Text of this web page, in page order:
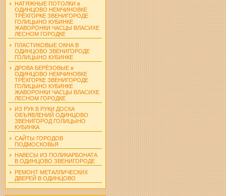
НАТЯЖНЫЕ ПОТОЛКИ в
ОДИНЦОВО НЕМЧИНОВКЕ
ТРЁХГОРКЕ ЗВЕНИГОРОДЕ
ГОЛИЦЫНО КУБИНКЕ
ЖАВОРОНКИ ЧАСЦЫ ВЛАСИХЕ
ЛЕСНОМ ГОРОДКЕ
ПЛАСТИКОВЫЕ ОКНА В
ОДИНЦОВО ЗВЕНИГОРОДЕ
ГОЛИЦЫНО КУБИНКЕ
ДРОВА БЕРЁЗОВЫЕ в
ОДИНЦОВО НЕМЧИНОВКЕ
ТРЁХГОРКЕ ЗВЕНИГОРОДЕ
ГОЛИЦЫНО КУБИНКЕ
ЖАВОРОНКИ ЧАСЦЫ ВЛАСИХЕ
ЛЕСНОМ ГОРОДКЕ
ИЗ РУК В РУКИ ДОСКА
ОБЪЯВЛЕНИЙ ОДИНЦОВО
ЗВЕНИГОРОД ГОЛИЦЫНО
КУБИНКА
САЙТЫ ГОРОДОВ
ПОДМОСКОВЬЯ
НАВЕСЫ ИЗ ПОЛИКАРБОНАТА
В ОДИНЦОВО ЗВЕНИГОРОДЕ
РЕМОНТ МЕТАЛЛИЧЕСКИХ
ДВЕРЕЙ В ОДИНЦОВО